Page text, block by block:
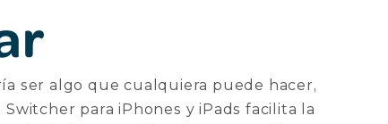
ser algo que cualquiera puede hacer,
Switcher para iPhones y iPads facilita la